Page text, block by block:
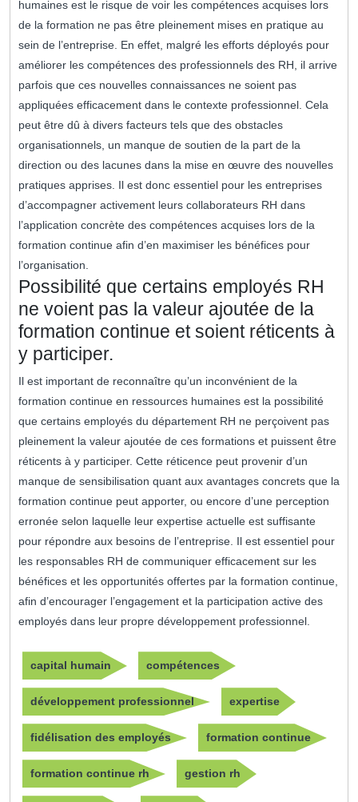
humaines est le risque de voir les compétences acquises lors
de la formation ne pas être pleinement mises en pratique au
sein de l’entreprise. En effet, malgré les efforts déployés pour
améliorer les compétences des professionnels des RH, il arrive
parfois que ces nouvelles connaissances ne soient pas
appliquées efficacement dans le contexte professionnel. Cela
peut être dû à divers facteurs tels que des obstacles
organisationnels, un manque de soutien de la part de la
direction ou des lacunes dans la mise en œuvre des nouvelles
pratiques apprises. Il est donc essentiel pour les entreprises
d’accompagner activement leurs collaborateurs RH dans
l’application concrète des compétences acquises lors de la
formation continue afin d’en maximiser les bénéfices pour
l’organisation.
Possibilité que certains employés RH
ne voient pas la valeur ajoutée de la
formation continue et soient réticents à
y participer.
Il est important de reconnaître qu’un inconvénient de la
formation continue en ressources humaines est la possibilité
que certains employés du département RH ne perçoivent pas
pleinement la valeur ajoutée de ces formations et puissent être
réticents à y participer. Cette réticence peut provenir d’un
manque de sensibilisation quant aux avantages concrets que la
formation continue peut apporter, ou encore d’une perception
erronée selon laquelle leur expertise actuelle est suffisante
pour répondre aux besoins de l’entreprise. Il est essentiel pour
les responsables RH de communiquer efficacement sur les
bénéfices et les opportunités offertes par la formation continue,
afin d’encourager l’engagement et la participation active des
employés dans leur propre développement professionnel.
capital humain compétences
développement professionnel expertise
fidélisation des employés formation continue
formation continue rh gestion rh